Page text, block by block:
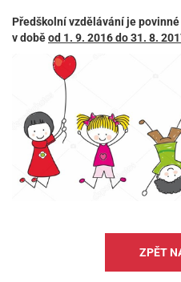
Předškolní vzdělávání je
v doběod 1. 9. 2016 do 31. 8.
ZPĚT